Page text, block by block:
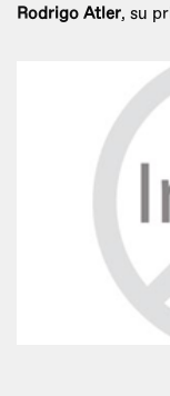
Rodrigo Atler, su